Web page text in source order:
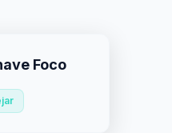
Foco